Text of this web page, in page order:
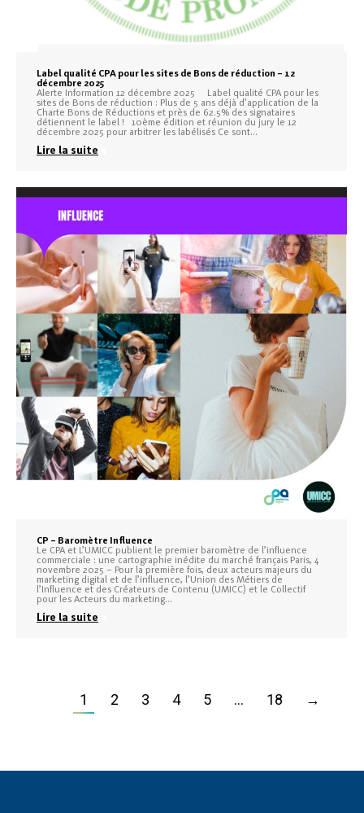
Label qualité CPA pour les sites de Bons de réduction – 12
décembre 2025
Alerte Information 12 décembre 2025 Label qualité CPA pour les
sites de Bons de réduction : Plus de 5 ans déjà d’application de la
Charte Bons de Réductions et près de 62.5% des signataires
détiennent le label ! 10ème édition et réunion du jury le 12
décembre 2025 pour arbitrer les labélisés Ce sont…
Lire la suite
CP – Baromètre Influence
Le CPA et L’UMICC publient le premier baromètre de l’influence
commerciale : une cartographie inédite du marché français Paris, 4
novembre 2025 – Pour la première fois, deux acteurs majeurs du
marketing digital et de l’influence, l’Union des Métiers de
l’Influence et des Créateurs de Contenu (UMICC) et le Collectif
pour les Acteurs du marketing…
Lire la suite
1 2 3 4 5 … 18 →